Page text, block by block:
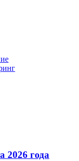
2026 года